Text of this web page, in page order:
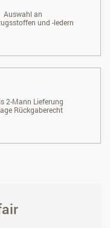
Auswahl an
und -ledern
2-Mann Lieferung
Rückgaberecht